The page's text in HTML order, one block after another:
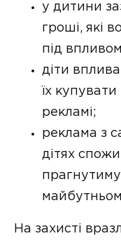
у дитини
гроші, які
під
діти
їх
рекламі;
реклама з
дітях
На захисті